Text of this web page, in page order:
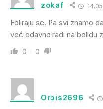
zokaf
Foliraju se. Pa svi znamo
već odavno radi na bolidu
0 0
Orbis2696